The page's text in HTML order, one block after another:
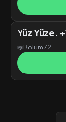
Yüz Yüze.
📖Bölüm 72